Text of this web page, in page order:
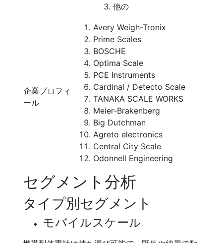
他の
企業プロフィ
ール
Avery Weigh-Tronix
Prime Scales
BOSCHE
Optima Scale
PCE Instruments
Cardinal / Detecto Scale
TANAKA SCALE WORKS
Meier-Brakenberg
Big Dutchman
Agreto electronics
Central City Scale
Odonnell Engineering
セグメント分析
タイプ別セグメント
モバイルスケール